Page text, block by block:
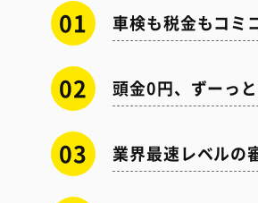
01 車検も税金もコミ
02 頭金0円、ずーっと
03 業界最速レベルの